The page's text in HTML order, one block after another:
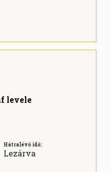
levele
Hátralévő idő:
Lezárva